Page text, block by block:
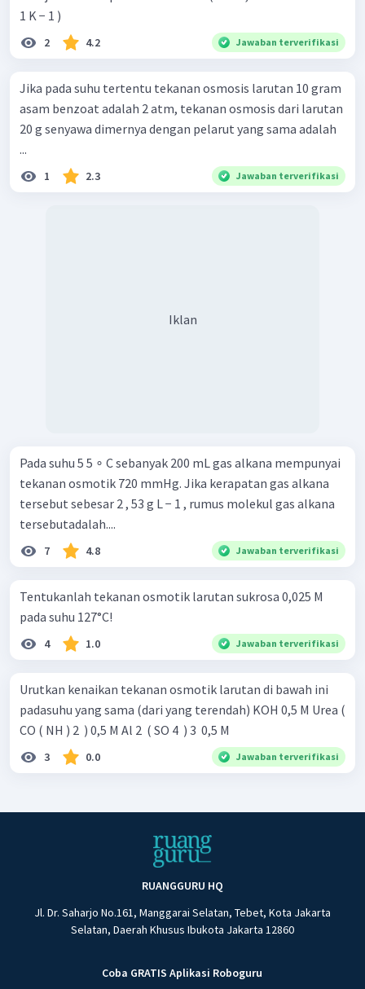
1 K − 1 )
2 4.2 Jawaban terverifikasi
Jika pada suhu tertentu tekanan osmosis larutan 10 gram
asam benzoat adalah 2 atm, tekanan osmosis dari larutan
20 g senyawa dimernya dengan pelarut yang sama adalah
...
1 2.3 Jawaban terverifikasi
Iklan
Pada suhu 5 5 ∘ C sebanyak 200 mL gas alkana mempunyai
tekanan osmotik 720 mmHg. Jika kerapatan gas alkana
tersebut sebesar 2 , 53 g L − 1 , rumus molekul gas alkana
tersebutadalah....
7 4.8 Jawaban terverifikasi
Tentukanlah tekanan osmotik larutan sukrosa 0,025 M
pada suhu 127°C!
4 1.0 Jawaban terverifikasi
Urutkan kenaikan tekanan osmotik larutan di bawah ini
padasuhu yang sama (dari yang terendah) KOH 0,5 M Urea (
CO ( NH ) 2 ​ ) 0,5 M Al 2 ​ ( SO 4 ​ ) 3 ​ 0,5 M
3 0.0 Jawaban terverifikasi
RUANGGURU HQ
Jl. Dr. Saharjo No.161, Manggarai Selatan, Tebet, Kota Jakarta
Selatan, Daerah Khusus Ibukota Jakarta 12860
Coba GRATIS Aplikasi Roboguru